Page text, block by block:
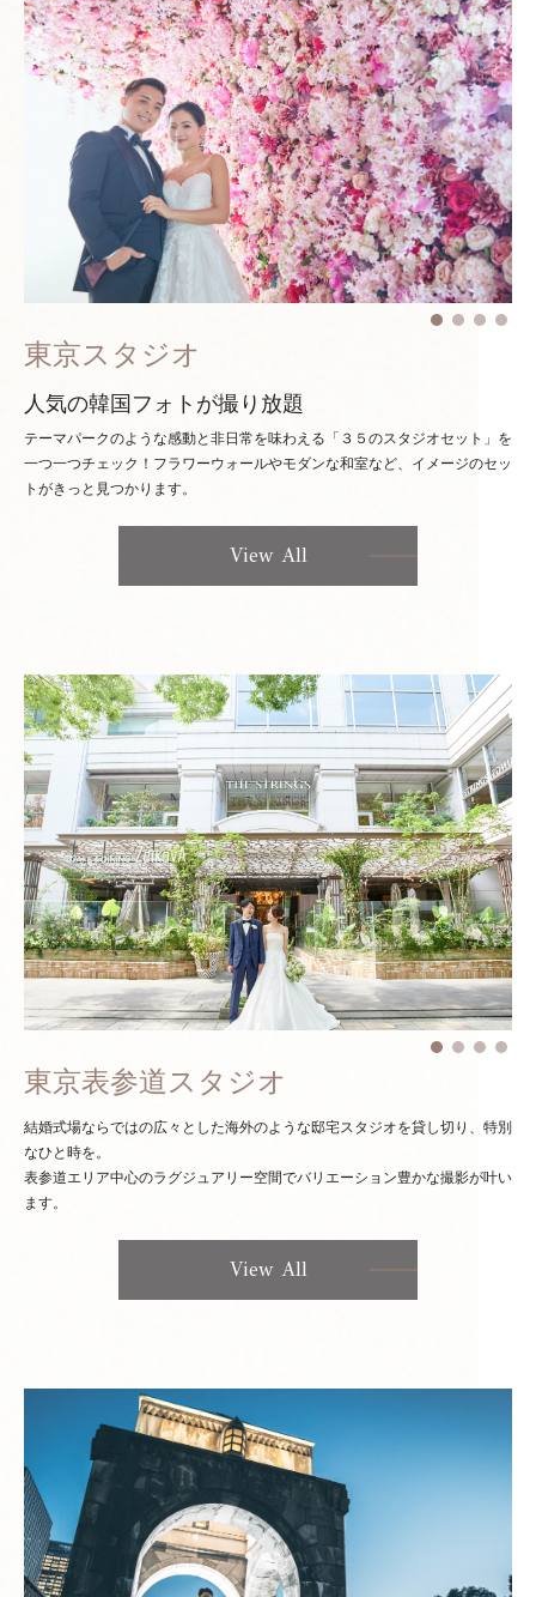
東京スタジオ
人気の韓国フォトが撮り放題
テーマパークのような感動と非日常を味わえる「３５のスタジオセット」を
一つ一つチェック！ フラワーウォールやモダンな和室など、イメージのセッ
トがきっと見つかります。
View All
東京表参道スタジオ
結婚式場ならではの広々とした海外のような邸宅スタジオを貸し切り、特別
なひと時を。
表参道エリア中心のラグジュアリー空間でバリエーション豊かな撮影が叶い
ます。
View All